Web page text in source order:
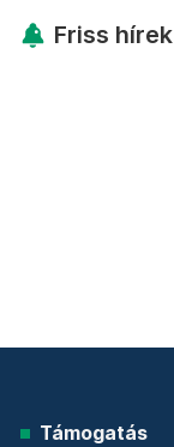
Friss hírek
Támogatás